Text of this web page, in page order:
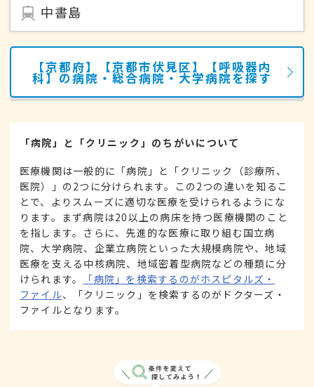
中書島
【京都府】【京都市伏見区】【呼吸器内
科】の病院・総合病院・大学病院を探す
「病院」と「クリニック」のちがいについて
医療機関は一般的に「病院」と「クリニック（診療所、
医院）」の2つに分けられます。この2つの違いを知るこ
とで、よりスムーズに適切な医療を受けられるようにな
ります。まず病院は20以上の病床を持つ医療機関のこと
を指します。さらに、先進的な医療に取り組む国立病
院、大学病院、企業立病院といった大規模病院や、地域
医療を支える中核病院、地域密着型病院などの種類に分
けられます。
「病院」を検索するのがホスピタルズ・
ファイル、「クリニック」を検索するのがドクターズ・
ファイルとなります。